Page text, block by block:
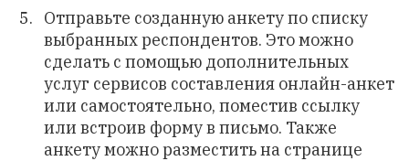
Отправьте созданную анкету по списку
выбранных респондентов. Это можно
сделать с помощью дополнительных
услуг сервисов составления онлайн-анкет
или самостоятельно, поместив ссылку
или встроив форму в письмо. Также
анкету можно разместить на странице